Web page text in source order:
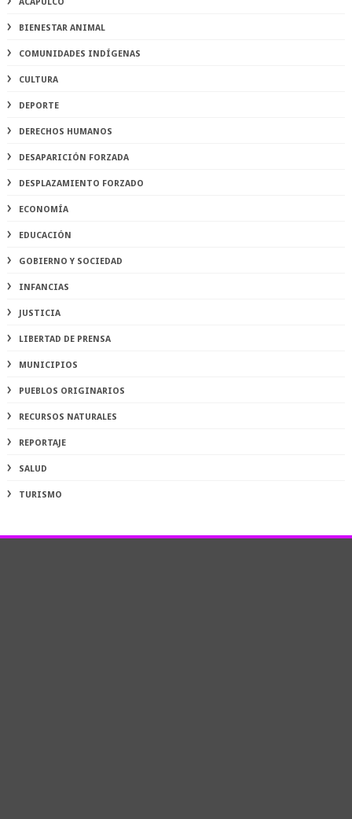
BIENESTAR ANIMAL
COMUNIDADES INDÍGENAS
CULTURA
DEPORTE
DERECHOS HUMANOS
DESAPARICIÓN FORZADA
DESPLAZAMIENTO FORZADO
ECONOMÍA
EDUCACIÓN
GOBIERNO Y SOCIEDAD
INFANCIAS
JUSTICIA
LIBERTAD DE PRENSA
MUNICIPIOS
PUEBLOS ORIGINARIOS
RECURSOS NATURALES
REPORTAJE
SALUD
TURISMO